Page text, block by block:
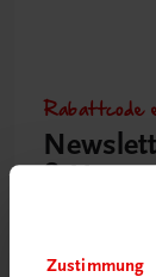
Zustimmung
Rabattcode
&